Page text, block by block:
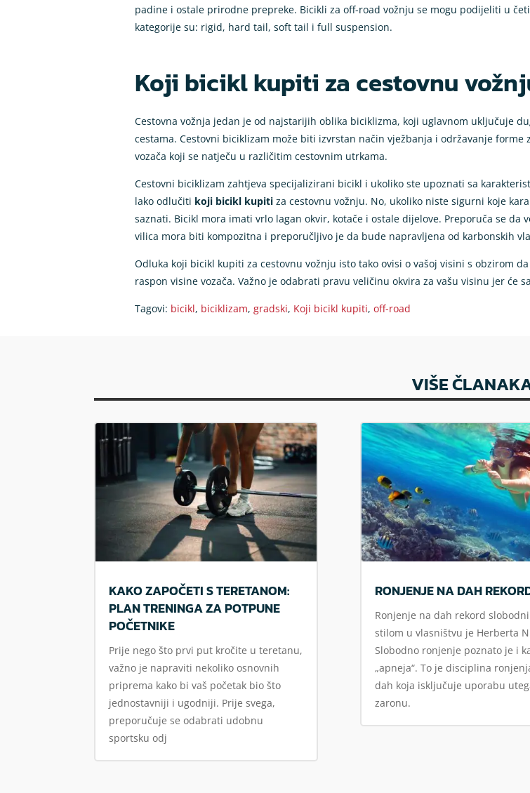
padine i ostale prirodne prepreke. Bicikli za off-road vožnju se mogu podijeliti u
kategorije su: rigid, hard tail, soft tail i full suspension.
Koji bicikl kupiti za cestovnu
Cestovna vožnja jedan je od najstarijih oblika biciklizma, koji uglavnom uključuje
cestama. Cestovni biciklizam može biti izvrstan način vježbanja i održavanje
vozača koji se natječu u različitim cestovnim utrkama.
Cestovni biciklizam zahtjeva specijalizirani bicikl i ukoliko ste upoznati sa
lako odlučiti koji bicikl kupiti za cestovnu vožnju. No, ukoliko niste sigurni koje
saznati. Bicikl mora imati vrlo lagan okvir, kotače i ostale dijelove. Preporuča se
vilica mora biti kompozitna i preporučljivo je da bude napravljena od karbonskih
Odluka koji bicikl kupiti za cestovnu vožnju isto tako ovisi o vašoj visini s obzirom
raspon visine vozača. Važno je odabrati pravu veličinu okvira za vašu visinu jer će
Tagovi: bicikl, biciklizam, gradski, Koji bicikl kupiti, off-road
VIŠE
KAKO ZAPOČETI S TERETANOM:
PLAN TRENINGA ZA POTPUNE
POČETNIKE
Prije nego što prvi put kročite u teretanu,
važno je napraviti nekoliko osnovnih
priprema kako bi vaš početak bio što
jednostavniji i ugodniji. Prije svega,
preporučuje se odabrati udobnu
sportsku odj
RONJENJE NA DAH
Ronjenje na dah rekord
stilom u vlasništvu je Herberta
Slobodno ronjenje poznato je i
„apneja“. To je disciplina
dah koja isključuje uporabu
zaronu.